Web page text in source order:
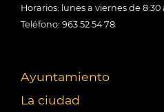
Horarios: lunes a viernes de 8:30
Teléfono: 963 52 54 78
Ayuntamiento
La ciudad